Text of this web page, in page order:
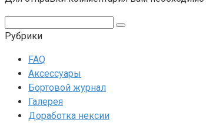
Рубрики
FAQ
Аксессуары
Бортовой журнал
Галерея
Доработка нексии